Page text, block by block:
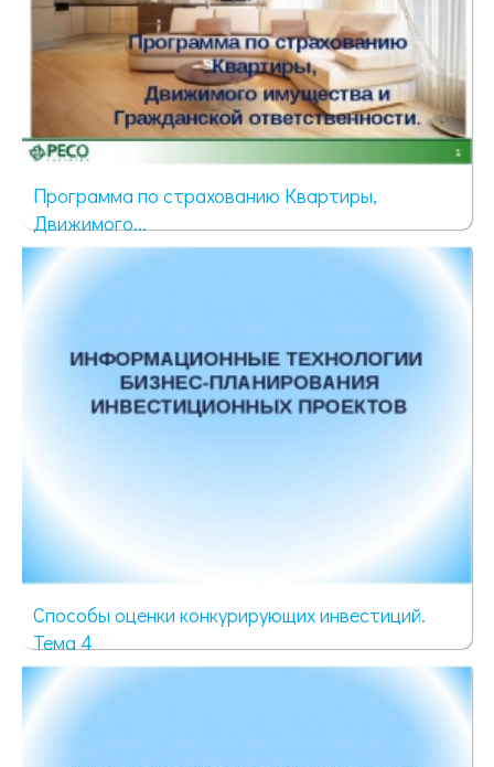
Программа по страхованию Квартиры,
Движимого...
68 просмотров
Способы оценки конкурирующих инвестиций.
Тема 4
123 просмотра